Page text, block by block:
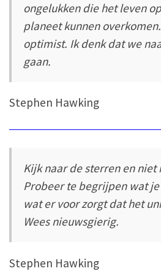
ongelukken die het leven
planeet kunnen
optimist. Ik denk dat we
gaan.
Stephen Hawking
Kijk naar de sterren en niet
Probeer te begrijpen wat
wat er voor zorgt dat het
Wees nieuwsgierig.
Stephen Hawking